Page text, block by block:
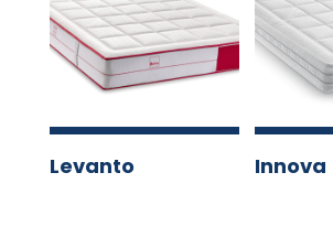
Levanto Innova